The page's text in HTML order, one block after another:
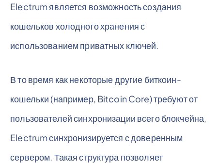
Electrum является возможность создания
кошельков холодного хранения с
использованием приватных ключей.
В то время как некоторые другие биткоин-
кошельки (например, Bitcoin Core) требуют от
пользователей синхронизации всего блокчейна,
Electrum синхронизируется с доверенным
сервером. Такая структура позволяет